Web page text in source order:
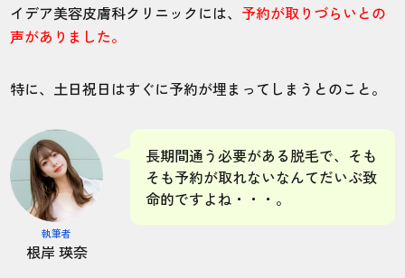
イデア美容皮膚科クリニックには、 予約が取りづらいとの
声がありました。
特に、土日祝日はすぐに予約が埋まってしまうとのこと。
執筆者
根岸 瑛奈
長期間通う必要がある脱毛で、そも
そも予約が取れないなんてだいぶ致
命的ですよね・・・。